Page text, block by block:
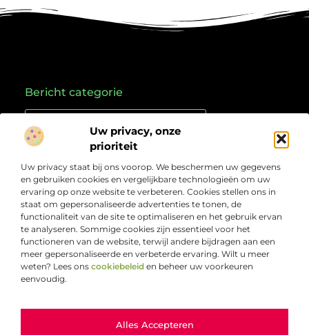
Uw privacy, onze
prioriteit
Uw privacy staat bij ons voorop. We beschermen uw gegevens
en gebruiken cookies en vergelijkbare technologieën om uw
ervaring op onze website te verbeteren. Cookies stellen ons in
staat om gepersonaliseerde advertenties te tonen, de
functionaliteit van de site te optimaliseren en het gebruik ervan
te analyseren. Sommige cookies zijn essentieel voor het
functioneren van de website, terwijl andere bijdragen aan een
meer gepersonaliseerde en verbeterde ervaring. Wilt u meer
weten? Lees ons cookiebeleid en beheer uw voorkeuren
eenvoudig.
Alles Accepteren
Over
Bedrijf
“Jouw bron voor kennis, ideeën en inzichten”
Laat je inspireren door doordachte artikelen, frisse
perspectieven en praktische informatie die je verder
helpen. Welkom bij Webcompleet.nl – dé plek voor wie
verdieping zoekt en vooruit wil.
Onze informatie
Bericht categorie